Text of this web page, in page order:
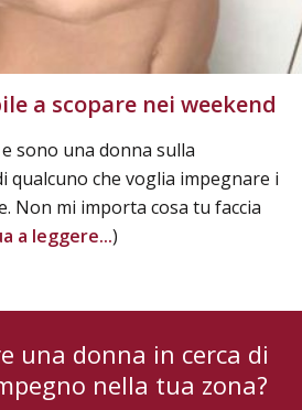
a scopare nei weekend
sono una donna sulla
qualcuno che voglia impegnare i
Non mi importa cosa tu faccia
a leggere...)
una donna in cerca di
nella tua zona?